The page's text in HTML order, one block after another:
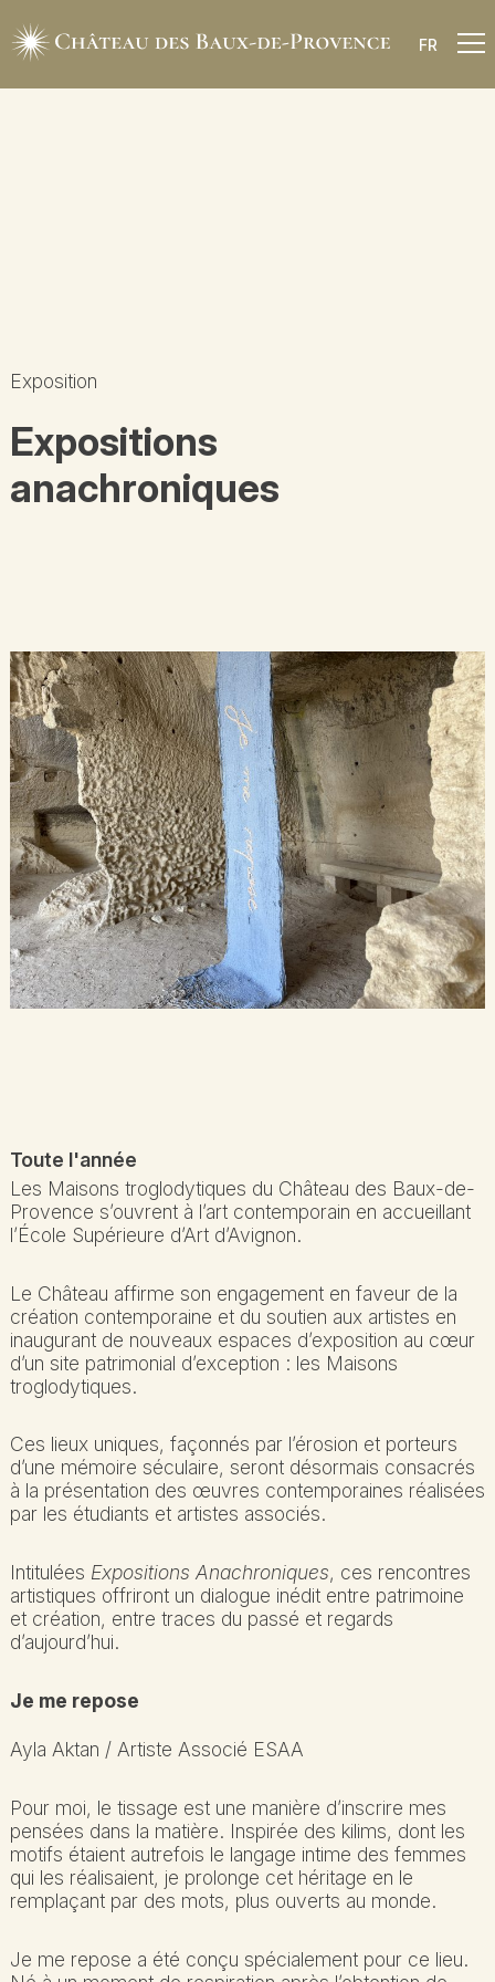
FR
Exposition
Expositions
anachroniques
Toute l'année
Les Maisons troglodytiques du Château des Baux-de-
Provence s’ouvrent à l’art contemporain en accueillant
l’École Supérieure d’Art d’Avignon.
Le Château affirme son engagement en faveur de la
création contemporaine et du soutien aux artistes en
inaugurant de nouveaux espaces d’exposition au cœur
d’un site patrimonial d’exception : les Maisons
troglodytiques.
Ces lieux uniques, façonnés par l’érosion et porteurs
d’une mémoire séculaire, seront désormais consacrés
à la présentation des œuvres contemporaines réalisées
par les étudiants et artistes associés.
Intitulées Expositions Anachroniques, ces rencontres
artistiques offriront un dialogue inédit entre patrimoine
et création, entre traces du passé et regards
d’aujourd’hui.
Je me repose
Ayla Aktan / Artiste Associé ESAA
Pour moi, le tissage est une manière d’inscrire mes
pensées dans la matière. Inspirée des kilims, dont les
motifs étaient autrefois le langage intime des femmes
qui les réalisaient, je prolonge cet héritage en le
remplaçant par des mots, plus ouverts au monde.
Je me repose a été conçu spécialement pour ce lieu.